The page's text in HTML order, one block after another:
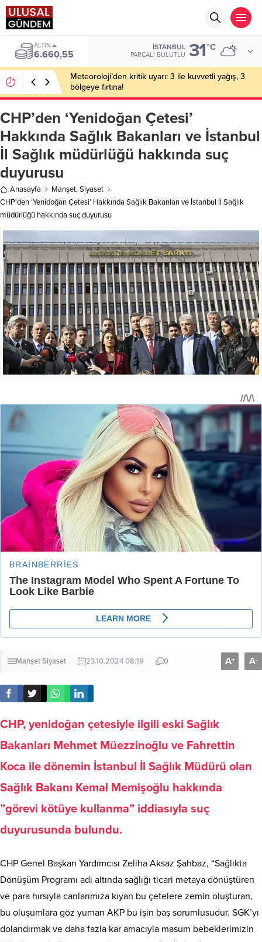
ALTIN
6.660,55
İSTANBUL
PARÇALI BULUTLU 31°C
Meteoroloji’den kritik uyarı: 3 ile kuvvetli yağış, 3
bölgeye fırtına!
CHP’den ‘Yenidoğan Çetesi’
Hakkında Sağlık Bakanları ve İstanbul
İl Sağlık müdürlüğü hakkında suç
duyurusu
Anasayfa Manşet,Siyaset
CHP’den ‘Yenidoğan Çetesi’ Hakkında Sağlık Bakanları ve İstanbul İl Sağlık
müdürlüğü hakkında suç duyurusu
ManşetSiyaset 23.10.2024 08:19 0 A+ A-
CHP, yenidoğan çetesiyle ilgili eski Sağlık
Bakanları Mehmet Müezzinoğlu ve Fahrettin
Koca ile dönemin İstanbul İl Sağlık Müdürü olan
Sağlık Bakanı Kemal Memişoğlu hakkında
”görevi kötüye kullanma” iddiasıyla suç
duyurusunda bulundu.
CHP Genel Başkan Yardımcısı Zeliha Aksaz Şahbaz, “Sağlıkta
Dönüşüm Programı adı altında sağlığı ticari metaya dönüştüren
ve para hırsıyla canlarımıza kıyan bu çetelere zemin oluşturan,
bu oluşumlara göz yuman AKP bu işin baş sorumlusudur. SGK’yı
dolandırmak ve daha fazla kar amacıyla masum bebeklerimizin